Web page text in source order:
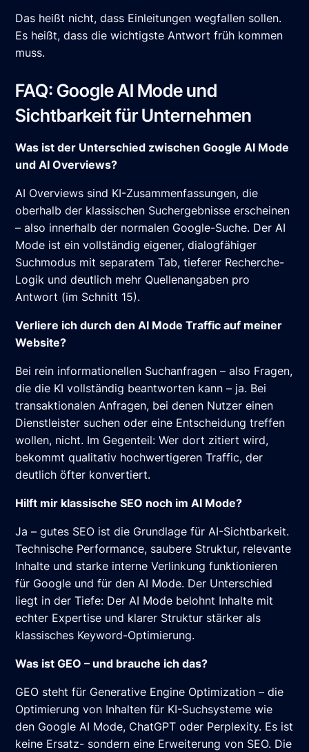
Das heißt nicht, dass Einleitungen wegfallen sollen.
Es heißt, dass die wichtigste Antwort früh kommen
muss.
FAQ: Google AI Mode und
Sichtbarkeit für Unternehmen
Was ist der Unterschied zwischen Google AI Mode
und AI Overviews?
AI Overviews sind KI-Zusammenfassungen, die
oberhalb der klassischen Suchergebnisse erscheinen
– also innerhalb der normalen Google-Suche. Der AI
Mode ist ein vollständig eigener, dialogfähiger
Suchmodus mit separatem Tab, tieferer Recherche-
Logik und deutlich mehr Quellenangaben pro
Antwort (im Schnitt 15).
Verliere ich durch den AI Mode Traffic auf meiner
Website?
Bei rein informationellen Suchanfragen – also Fragen,
die die KI vollständig beantworten kann – ja. Bei
transaktionalen Anfragen, bei denen Nutzer einen
Dienstleister suchen oder eine Entscheidung treffen
wollen, nicht. Im Gegenteil: Wer dort zitiert wird,
bekommt qualitativ hochwertigeren Traffic, der
deutlich öfter konvertiert.
Hilft mir klassische SEO noch im AI Mode?
Ja – gutes SEO ist die Grundlage für AI-Sichtbarkeit.
Technische Performance, saubere Struktur, relevante
Inhalte und starke interne Verlinkung funktionieren
für Google und für den AI Mode. Der Unterschied
liegt in der Tiefe: Der AI Mode belohnt Inhalte mit
echter Expertise und klarer Struktur stärker als
klassisches Keyword-Optimierung.
Was ist GEO – und brauche ich das?
GEO steht für Generative Engine Optimization – die
Optimierung von Inhalten für KI-Suchsysteme wie
den Google AI Mode, ChatGPT oder Perplexity. Es ist
keine Ersatz- sondern eine Erweiterung von SEO. Die